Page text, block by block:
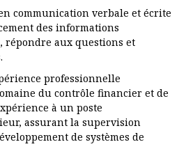
communication verbale et écrite
des informations
répondre aux questions et
professionnelle
du contrôle financier et de
à un poste
assurant la supervision
de systèmes de